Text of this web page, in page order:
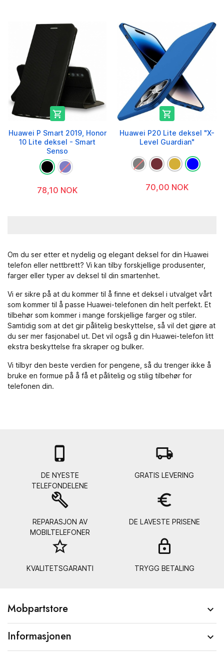

Huawei P Smart 2019, Honor
10 Lite deksel - Smart
Senso
78,10 NOK

Huawei P20 Lite deksel "X-
Level Guardian"
70,00 NOK
Om du ser etter et nydelig og elegant deksel for din Huawei
telefon eller nettbrett? Vi kan tilby forskjellige produsenter,
farger eller typer av deksel til din smartenhet.
Vi er sikre på at du kommer til å finne et deksel i utvalget vårt
som kommer til å passe Huawei-telefonen din helt perfekt. Et
tilbehør som kommer i mange forskjellige farger og stiler.
Samtidig som at det gir pålitelig beskyttelse, så vil det gjøre at
du ser mer fasjonabel ut. Det vil også g din Huawei-telefon litt
ekstra beskyttelse fra skraper og bulker.
Vi tilbyr den beste verdien for pengene, så du trenger ikke å
bruke en formue på å få et pålitelig og stilig tilbehør for
telefonen din.

DE NYESTE
TELEFONDELENE
local_shipping
GRATIS LEVERING
build
REPARASJON AV
MOBILTELEFONER
euro_symbol
DE LAVESTE PRISENE
star_border
KVALITETSGARANTI TRYGG BETALING
Mobpartstore 
Informasjonen 